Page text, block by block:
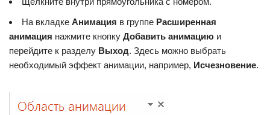
На вкладке Анимация в группе Расширенная
анимация нажмите кнопку Добавить анимацию и
перейдите к разделу Выход. Здесь можно выбрать
необходимый эффект анимации, например, Исчезновение.